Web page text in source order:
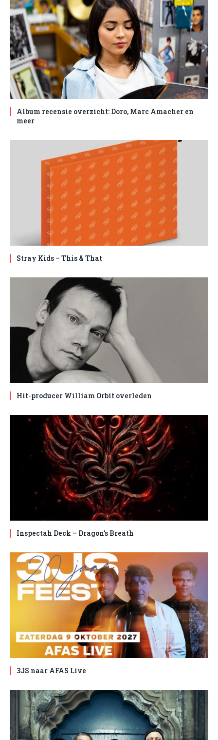
Album recensie overzicht: Doro, Marc Amacher en
meer
Stray Kids – This & That
Hit-producer William Orbit overleden
Inspectah Deck – Dragon’s Breath
3JS naar AFAS Live